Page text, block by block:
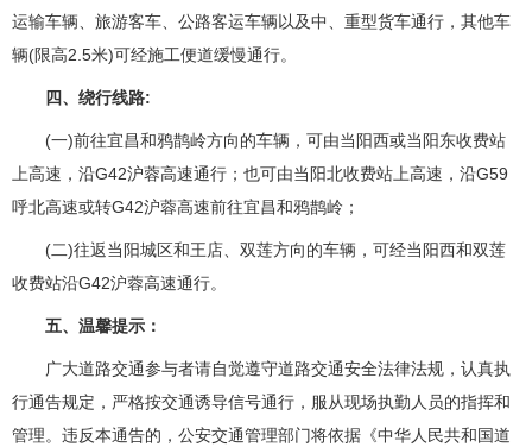
运输车辆、旅游客车、公路客运车辆以及中、重型货车通行，其他车
辆(限高2.5米)可经施工便道缓慢通行。
四、绕行线路:
(一)前往宜昌和鸦鹊岭方向的车辆，可由当阳西或当阳东收费站
上高速，沿G42沪蓉高速通行；也可由当阳北收费站上高速，沿G59
呼北高速或转G42沪蓉高速前往宜昌和鸦鹊岭；
(二)往返当阳城区和王店、双莲方向的车辆，可经当阳西和双莲
收费站沿G42沪蓉高速通行。
五、温馨提示：
广大道路交通参与者请自觉遵守道路交通安全法律法规，认真执
行通告规定，严格按交通诱导信号通行，服从现场执勤人员的指挥和
管理。违反本通告的，公安交通管理部门将依据《中华人民共和国道